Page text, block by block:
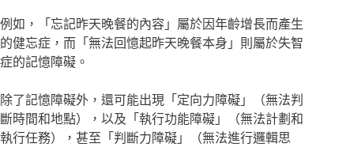
例如，「忘記昨天晚餐的內容」屬於因年齡增長而產生
的健忘症，而「無法回憶起昨天晚餐本身」則屬於失智
症的記憶障礙。
除了記憶障礙外，還可能出現「定向力障礙」（無法判
斷時間和地點），以及「執行功能障礙」（無法計劃和
執行任務），甚至「判斷力障礙」（無法進行邏輯思